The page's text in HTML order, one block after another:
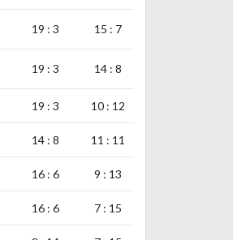
19 : 3 15 : 7
19 : 3 14 : 8
19 : 3 10 : 12
14 : 8 11 : 11
16 : 6 9 : 13
16 : 6 7 : 15